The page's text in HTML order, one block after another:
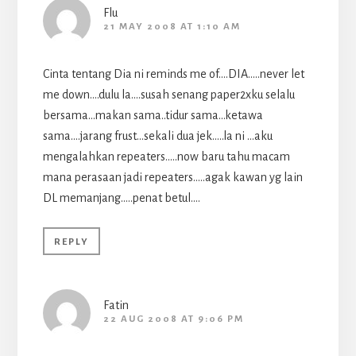
Flu
21 MAY 2008 AT 1:10 AM
Cinta tentang Dia ni reminds me of….DIA…..never let
me down….dulu la….susah senang paper2xku selalu
bersama…makan sama..tidur sama…ketawa
sama….jarang frust…sekali dua jek…..la ni …aku
mengalahkan repeaters…..now baru tahu macam
mana perasaan jadi repeaters…..agak kawan yg lain
DL memanjang…..penat betul….
REPLY
Fatin
22 AUG 2008 AT 9:06 PM